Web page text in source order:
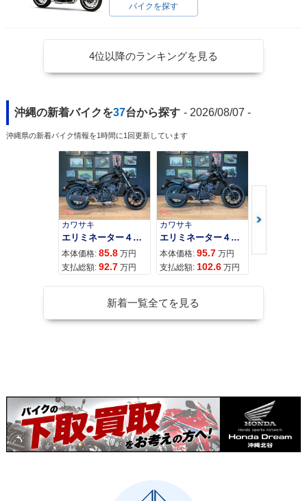
バイクを探す
4位以降のランキングを見る
沖縄の新着バイクを37台から探す - 2026/08/07 -
沖縄県の新着バイク情報を1時間に1回更新しています
カワサキ
エリミネーター４００
本体価格: 85.8 万円
支払総額: 92.7 万円
カワサキ
エリミネーター４００ＳＥ
本体価格: 95.7 万円
支払総額: 102.6 万円
カワサキ
本体価格:
新着一覧全てを見る